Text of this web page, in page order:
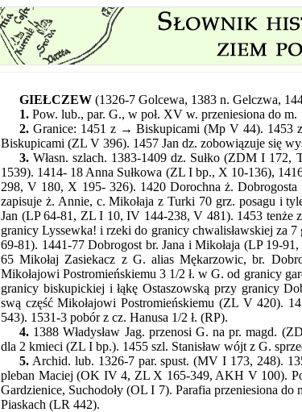
GIEŁCZEW (1326-7 Golcewa, 1383 n. Gelczwa,
1. Pow. lub., par. G., w poł. XV w. przeniesiona do
2. Granice: 1451 z → Biskupicami (Mp V 44). 1453
Biskupicami (ZL V 396). 1457 Jan dz. zobowiązuje się
3. Własn. szlach. 1383-1409 dz. Sułko (ZDM I
1539). 1414- 18 Anna Sułkowa (ZL I bp., X 10-136),
298, V 180, X 195- 326). 1420 Dorochna ż.
zapisuje ż. Annie, c. Mikołaja z Turki 70 grz. posagu i
Jan (LP 64-81, ZL I 10, IV 144-238, V 481). 1453 tenże
granicy Lyssewka! i rzeki do granicy chwalisławskiej
69-81). 1441-77 Dobrogost br. Jana i Mikołaja (LP 19-
65 Mikołaj Zasiekacz z G. alias Mękarzowic, br.
Mikołajowi Postromieńskiemu 3 1/2 ł. w G. od granicy
granicy biskupickiej i łąkę Ostaszowską przy granicy
swą część Mikołajowi Postromieńskiemu (ZL V 420).
543). 1531-3 pobór z cz. Hanusa 1/2 ł. (RP).
4. 1388 Władysław Jag. przenosi G. napr. magd.
dla 2 kmieci (ZL I bp.). 1455 szl. Stanisław wójt z G.
5. Archid. lub. 1326-7 par. spust. (MV I 173, 248).
pleban Maciej (OK IV 4, ZL X 165-349, AKH V 100).
Gardzienice, Suchodoły (OL I 7). Parafia przeniesiona
Piaskach (LR 442).